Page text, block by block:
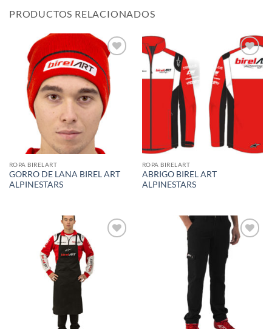
PRODUCTOS RELACIONADOS
Add to
wishlist
ROPA BIRELART
GORRO DE LANA BIREL ART
ALPINESTARS
Add to
ROPA BIRELART
ABRIGO BIREL ART
ALPINESTARS
Add to